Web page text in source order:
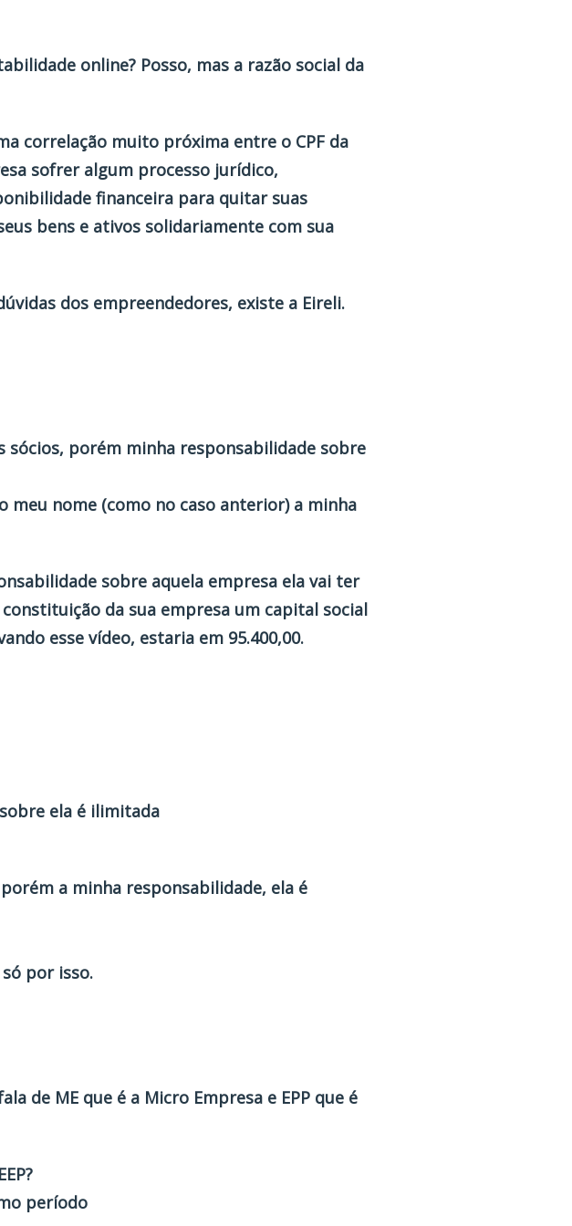
online? Posso, mas a razão social da
correlação muito próxima entre o CPF da
sofrer algum processo jurídico,
financeira para quitar suas
bens e ativos solidariamente com sua
dos empreendedores, existe a Eireli.
porém minha responsabilidade sobre
meu nome (como no caso anterior) a minha
sobre aquela empresa ela vai ter
da sua empresa um capital social
esse vídeo, estaria em 95.400,00.
ela é ilimitada
a minha responsabilidade, ela é
por isso.
de ME que é a Micro Empresa e EPP que é
período